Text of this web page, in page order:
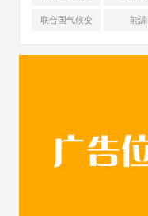
联合国气候变 能源